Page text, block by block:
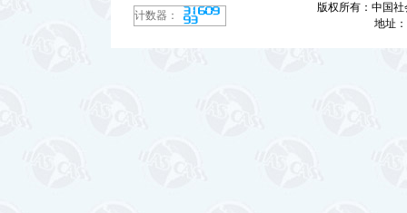
计数器：
版权所有：中国
地址